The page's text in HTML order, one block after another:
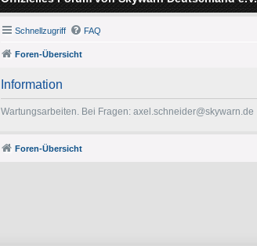
Schnellzugriff FAQ
Foren-Übersicht
Information
Wartungsarbeiten. Bei Fragen: axel.schneider@skywarn.de
Foren-Übersicht